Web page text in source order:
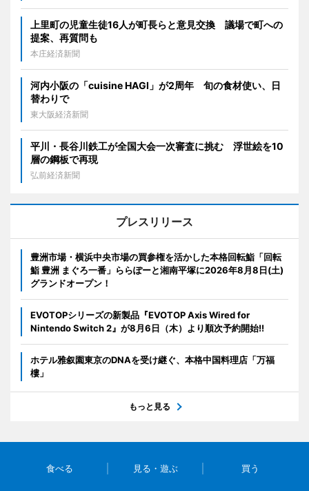
上里町の児童生徒16人が町長らと意見交換 議場で町への
提案、再質問も
本庄経済新聞
河内小阪の「cuisine HAGI」が2周年 旬の食材使い、日
替わりで
東大阪経済新聞
平川・長谷川鉄工が全国大会一次審査に挑む 浮世絵を10
層の鋼板で再現
弘前経済新聞
プレスリリース
豊洲市場・横浜中央市場の買参権を活かした本格回転鮨「回転
鮨 豊洲 まぐろ一番」ららぽーと湘南平塚に2026年8月8日(土)
グランドオープン！
EVOTOPシリーズの新製品『EVOTOP Axis Wired for
Nintendo Switch 2』が8月6日（木）より順次予約開始!!
ホテル雅叙園東京のDNAを受け継ぐ、本格中国料理店「万福
樓」
もっと見る
食べる 見る・遊ぶ 買う